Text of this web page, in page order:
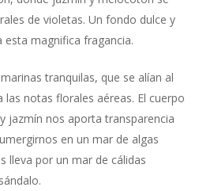
de violetas. Un fondo dulce y
esta magnifica fragancia.
tranquilas, que se alían al
las notas florales aéreas. El cuerpo
jazmín nos aporta transparencia
en un mar de algas
lleva por un mar de cálidas